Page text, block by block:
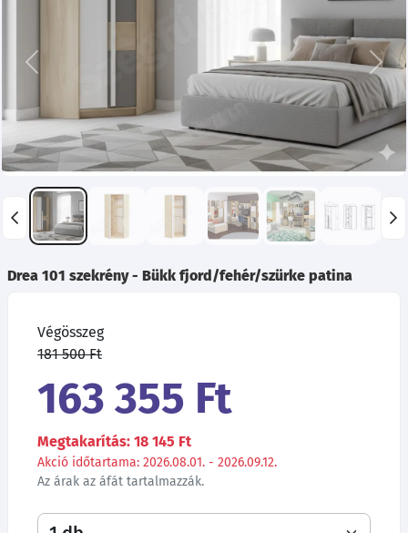
Előző
Drea 101 szekrény - Bükk fjord/fehér/szürke patina
Végösszeg
181 500 Ft
163 355 Ft
Megtakarítás: 18 145 Ft
Akció időtartama: 2026.08.01. - 2026.09.12.
Az árak az áfát tartalmazzák.